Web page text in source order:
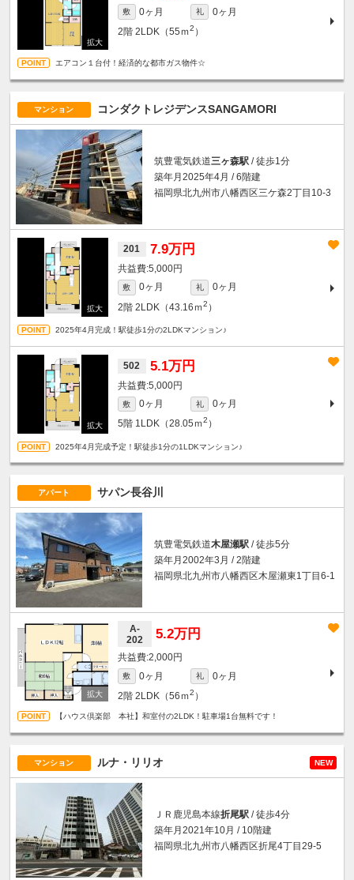
敷 0ヶ月 礼
0ヶ月
2階 2LDK（55ｍ2 ）
エアコン１台付！経済的な都市ガス物件☆
マンション コンダクトレジデンスSANGAMORI
筑豊電気鉄道三ヶ森駅 / 徒歩1分
築年月2025年4月 / 6階建
福岡県北九州市八幡西区三ケ森2丁目10-3
201 7.9万円
5,000円
敷 0ヶ月 礼
0ヶ月
2階 2LDK（43.16ｍ2 ）
2025年4月完成！駅徒歩1分の2LDKマンション♪
502 5.1万円
5,000円
敷 0ヶ月 礼
0ヶ月
5階 1LDK（28.05ｍ2 ）
2025年4月完成予定！駅徒歩1分の1LDKマンション♪
アパート サパン長谷川
筑豊電気鉄道木屋瀬駅 / 徒歩5分
築年月2002年3月 / 2階建
福岡県北九州市八幡西区木屋瀬東1丁目6-1
A-
202
5.2万円
2,000円
敷 0ヶ月 礼
0ヶ月
2階 2LDK（56ｍ2 ）
【ハウス倶楽部 本社】和室付の2LDK！駐車場1台無料です！
マンション ルナ・リリオ NEW
ＪＲ鹿児島本線折尾駅 / 徒歩4分
築年月2021年10月 / 10階建
福岡県北九州市八幡西区折尾4丁目29-5